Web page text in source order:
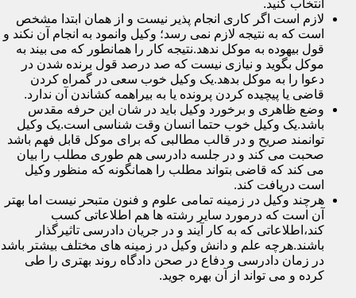
انتخاب کنید.
لازم است اگر کاری انجام پذیر نیست و از همان ابتدا مشخص
است که به نتیجه لازم نمی رسد؛ وکیل وانمود به انجام آن نکند و
قول بیهوده به موکل ندهد.نتیجه کار را همانطور که می بیند به
موکل بگوید و نیازی نیست که صد درصد قول برنده شدن در
دعوا را به موکل بدهد.یک وکیل خوب سعی در گمراه کردن
قاضی یا پیچیده کردن پرونده یا به بیراهمه کشاندن آن ندارد.
وضع ظاهری و برخورد وکیل باید در شان این حرفه مقدس
باشد.یک وکیل خوب حتما انسان وقت شناسی است.یک وکیل
توانمند صریح و در قالب مطالبی که برای موکل قابل فهم باشد
صحبت می کند و در جلسه دادرسی هم طوری مطلب را بیان
می کند که قاضی بتواند مطلب را همانگونه که منظور وکیل
است دریافت کند.
هرچند وکیل در زمینه تمامی علوم و فنون متبحر نیست اما بهتر
آن است که درمورد سایر رشته ها هم اطلاعاتی کسب
کند،اطلاعاتی که به کار آیند و در جریان دادرسی تاثیرگذار
باشند.هرچه علم و دانش وکیل در زمینه های مختلف بیشتر باشد
در زمان دادرسی و دفاع در صحن دادگاه روند بهتری را طی
کرده و می تواند از آن بهره جوید.